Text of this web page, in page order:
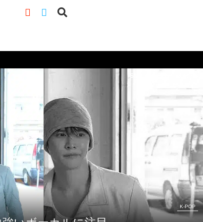
SMエンターテインメント
K-POP